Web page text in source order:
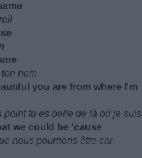
nom
you are from where I'm
point tu es belle de là où je suis
we could be 'cause
nous pourrions être car